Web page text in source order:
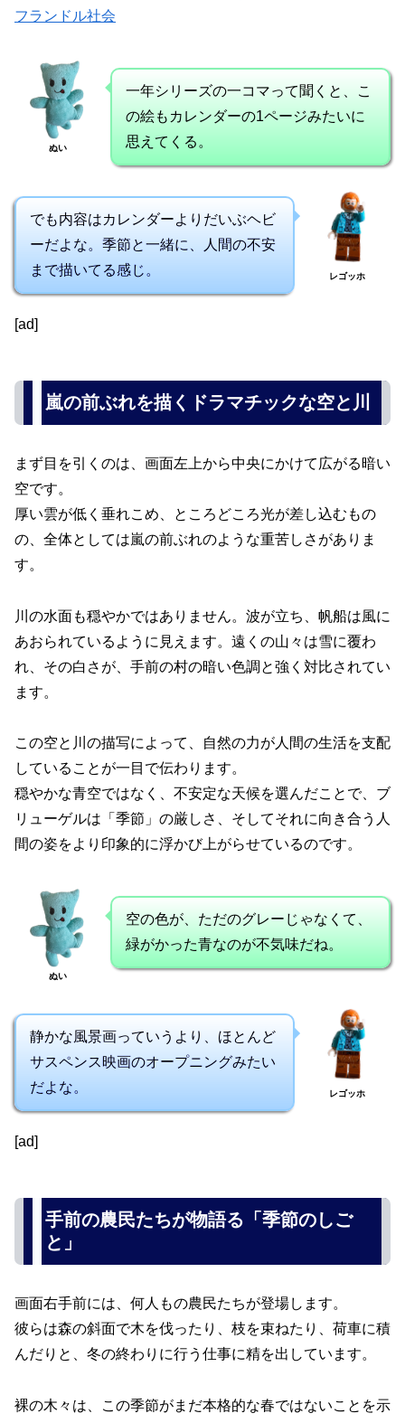
フランドル社会
ぬい
一年シリーズの一コマって聞くと、こ
の絵もカレンダーの1ページみたいに
思えてくる。
でも内容はカレンダーよりだいぶヘビ
ーだよな。季節と一緒に、人間の不安
まで描いてる感じ。
レゴッホ
[ad]
嵐の前ぶれを描くドラマチックな空と川
まず目を引くのは、画面左上から中央にかけて広がる暗い
空です。
厚い雲が低く垂れこめ、ところどころ光が差し込むもの
の、全体としては嵐の前ぶれのような重苦しさがありま
す。
川の水面も穏やかではありません。波が立ち、帆船は風に
あおられているように見えます。遠くの山々は雪に覆わ
れ、その白さが、手前の村の暗い色調と強く対比されてい
ます。
この空と川の描写によって、自然の力が人間の生活を支配
していることが一目で伝わります。
穏やかな青空ではなく、不安定な天候を選んだことで、ブ
リューゲルは「季節」の厳しさ、そしてそれに向き合う人
間の姿をより印象的に浮かび上がらせているのです。
ぬい
空の色が、ただのグレーじゃなくて、
緑がかった青なのが不気味だね。
静かな風景画っていうより、ほとんど
サスペンス映画のオープニングみたい
だよな。
レゴッホ
[ad]
手前の農民たちが物語る「季節のしご
と」
画面右手前には、何人もの農民たちが登場します。
彼らは森の斜面で木を伐ったり、枝を束ねたり、荷車に積
んだりと、冬の終わりに行う仕事に精を出しています。
裸の木々は、この季節がまだ本格的な春ではないことを示